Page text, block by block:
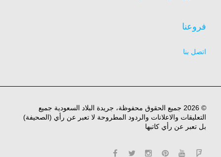
فروعنا
اتصل بنا
© 2026 جميع الحقوق محفوظة، جريدة البلاد السعودية جميع
التعليقات والاعلانات والردود المطروحة لا تعبر عن رأي (الصحيفة)
بل تعبر عن رأي كاتبها